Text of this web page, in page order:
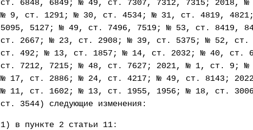
ст. 6848, 6849; № 49, ст. 7307, 7312, 7315; 2018,
№ 9, ст. 1291; № 30, ст. 4534; № 31, ст. 4819,
5095, 5127; № 49, ст. 7496, 7519; № 53, ст. 8419,
ст. 2667; № 23, ст. 2908; № 39, ст. 5375; № 52, ст.
ст. 492; № 13, ст. 1857; № 14, ст. 2032; № 40, ст.
ст. 7212, 7215; № 48, ст. 7627; 2021, № 1, ст. 9; №
№ 17, ст. 2886; № 24, ст. 4217; № 49, ст. 8143;
№ 11, ст. 1602; № 13, ст. 1955, 1956; № 18, ст.
ст. 3544) следующие изменения:
1) в пункте 2 статьи 11: